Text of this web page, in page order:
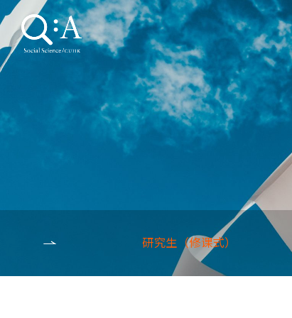
研究生（修课式）